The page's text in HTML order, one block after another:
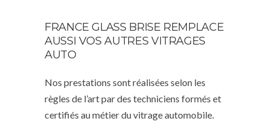
FRANCE GLASS BRISE REMPLACE
AUSSI VOS AUTRES VITRAGES
AUTO
Nos prestations sont réalisées selon les
règles de l’art par des techniciens formés et
certifiés au métier du vitrage automobile.